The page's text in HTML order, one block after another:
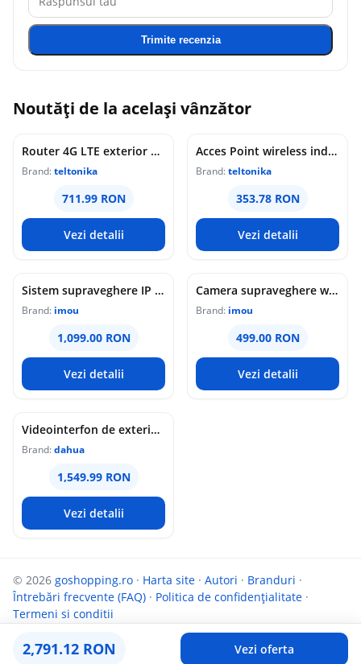
2,791.12 RON Vezi oferta
Trimite recenzia
Noutăți de la același vânzător
Router 4G LTE exterior Teltonika OTD144, WiFi, Cat 4, 150 Mbps, 2x porturi Ethernet, dual SIM, PoE, management de la distanta
Brand:teltonika
711.99 RON
Vezi detalii
Acces Point wireless industrial Teltonika DAP145, RS485, WiFi 4, Mesh, STA, 1x antena RP-SMA, 2x LAN 10/100 Mbps, PoE pasiv, sina DIN
Brand:teltonika
353.78 RON
Vezi detalii
Sistem supraveghere IP WiFi 6 cu panou solar Imou Full Color AOV AIR 2, 2 camere, 5MP, slot card, microfon/difuzor, IR/lumina alba 15m, 5000mAh, detectie om/vehicul, sirena
Brand: imou
1,099.00 RON
Vezi detalii
Camera supraveghere wireless IP PT Imou Titan Pro 4G LTE Active Deterrence IPC-U7LP-6T0T, 6 MP, 3.6 mm, IR 30 m, microfon si difuzor, slot card, night vision color, auto-tracking, detectie miscare, alarma, PoE
Brand: imou
499.00 RON
Vezi detalii
Videointerfon de exterior IP WiFi Dahua VTO6631QB-WP, 2MP, ecran 5 inch, acces prin PIN/recunoastere faciala/card/Bluetooth, slot card, microfon/difuzor, PoE
Brand:dahua
1,549.99 RON
Vezi detalii
© 2026 goshopping.ro · Harta site · Autori · Branduri ·
Întrebări frecvente (FAQ) · Politica de confidențialitate ·
Termeni si conditii
Parteneri:InfoCompanii.ro Targuldecarti.ro